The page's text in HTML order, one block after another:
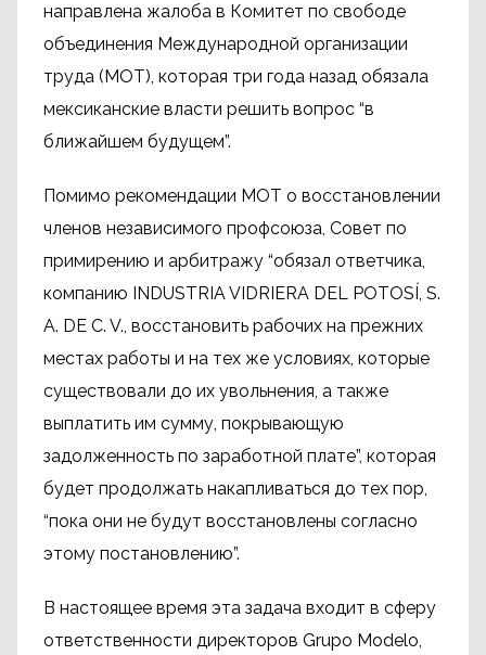
направлена жалоба в Комитет по свободе
объединения Международной организации
труда (МОТ), которая три года назад обязала
мексиканские власти решить вопрос “в
ближайшем будущем”.
Помимо рекомендации МОТ о восстановлении
членов независимого профсоюза, Совет по
примирению и арбитражу “обязал ответчика,
компанию INDUSTRIA VIDRIERA DEL POTOSÍ, S.
A. DE C. V., восстановить рабочих на прежних
местах работы и на тех же условиях, которые
существовали до их увольнения, а также
выплатить им сумму, покрывающую
задолженность по заработной плате”, которая
будет продолжать накапливаться до тех пор,
“пока они не будут восстановлены согласно
этому постановлению”.
В настоящее время эта задача входит в сферу
ответственности директоров Grupo Modelo,